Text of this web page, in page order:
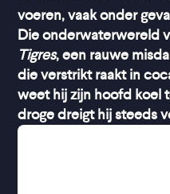
voeren, vaak onder
Die onderwaterwereld
Tigres, een rauwe
die verstrikt raakt in
weet hij zijn hoofd koel
droge dreigt hij steeds
De vader van Antonio